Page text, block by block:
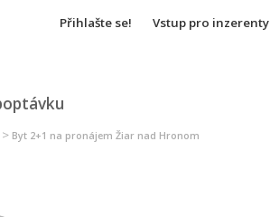
Přihlašte se! Vstup pro inzerenty
> Byt 2+1 na pronájem Žiar nad Hronom